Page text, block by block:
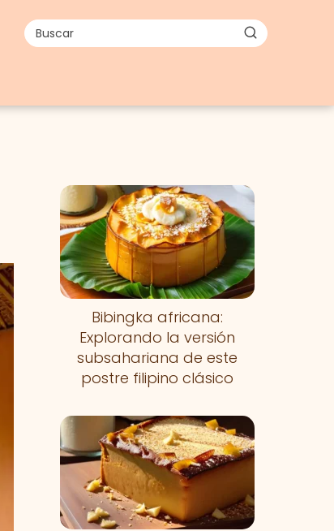
Bibingka africana:
Explorando la versión
subsahariana de este
postre filipino clásico